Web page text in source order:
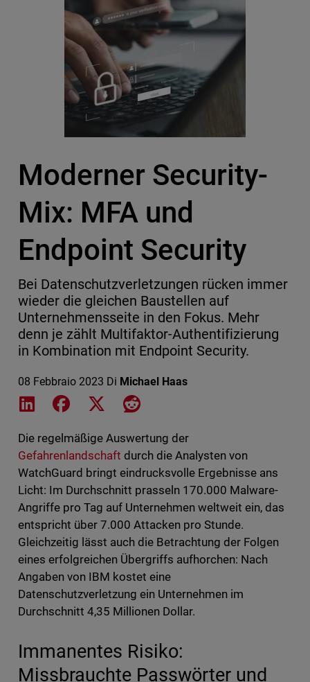
Moderner Security-
Mix: MFA und
Endpoint Security
Bei Datenschutzverletzungen rücken immer
wieder die gleichen Baustellen auf
Unternehmensseite in den Fokus. Mehr
denn je zählt Multifaktor-Authentifizierung
in Kombination mit Endpoint Security.
08 Febbraio 2023 Di Michael Haas
Share on LinkedIn
Share on Facebook
Share on XShare on Reddit
Die regelmäßige Auswertung der
Gefahrenlandschaft durch die Analysten von
WatchGuard bringt eindrucksvolle Ergebnisse ans
Licht: Im Durchschnitt prasseln 170.000 Malware-
Angriffe pro Tag auf Unternehmen weltweit ein, das
entspricht über 7.000 Attacken pro Stunde.
Gleichzeitig lässt auch die Betrachtung der Folgen
eines erfolgreichen Übergriffs aufhorchen: Nach
Angaben von IBM kostet eine
Datenschutzverletzung ein Unternehmen im
Durchschnitt 4,35 Millionen Dollar.
Immanentes Risiko:
Missbrauchte Passwörter und